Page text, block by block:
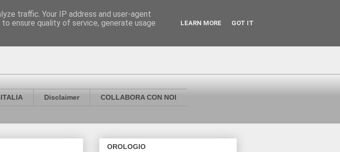
Disclaimer COLLABORA CON NOI
OROLOGIO
traffic. Your IP address and user-agent
ensure quality of service, generate usage
LEARN MORE GOT IT